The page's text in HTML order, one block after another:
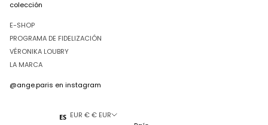
colección
E-SHOP
PROGRAMA DE FIDELIZACIÓN
VÉRONIKA LOUBRY
LA MARCA
@ange.paris en instagram
ES EUR € € EUR